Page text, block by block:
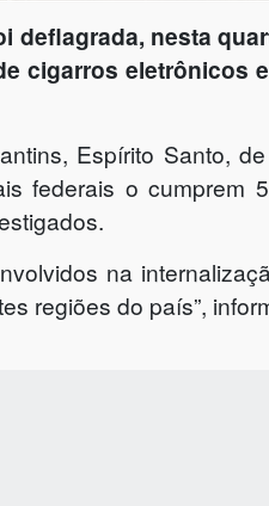
deflagrada, nesta
cigarros eletrônicos
Espírito Santo,
federais o cumprem
na
regiões do país”,